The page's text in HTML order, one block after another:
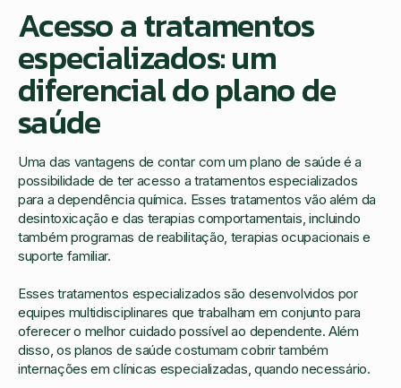
Acesso a tratamentos
especializados: um
diferencial do plano de
saúde
Uma das vantagens de contar com um plano de saúde é a
possibilidade de ter acesso a tratamentos especializados
para a dependência química. Esses tratamentos vão além da
desintoxicação e das terapias comportamentais, incluindo
também programas de reabilitação, terapias ocupacionais e
suporte familiar.
Esses tratamentos especializados são desenvolvidos por
equipes multidisciplinares que trabalham em conjunto para
oferecer o melhor cuidado possível ao dependente. Além
disso, os planos de saúde costumam cobrir também
internações em clínicas especializadas, quando necessário.